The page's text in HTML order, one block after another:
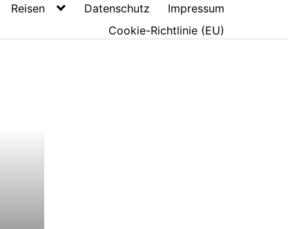
Reisen Datenschutz
Impressum
Cookie-Richtlinie (EU)